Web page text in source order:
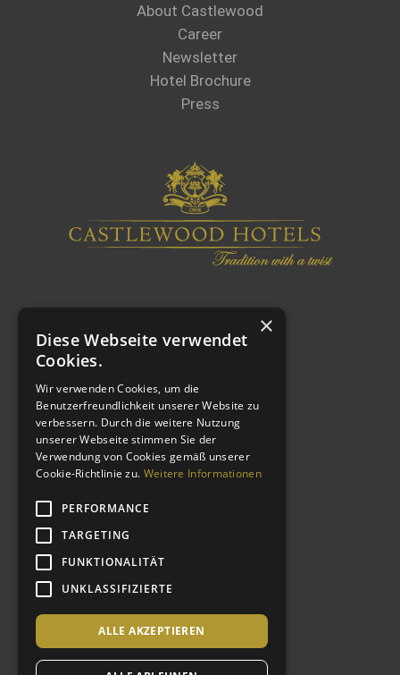
About Castlewood
Career
Newsletter
Hotel Brochure
Press
MORE LINKS
Imprint
Special Deals
×
Diese Webseite verwendet
Cookies.
Wir verwenden Cookies, um die
Benutzerfreundlichkeit unserer Website zu
verbessern. Durch die weitere Nutzung
unserer Webseite stimmen Sie der
Verwendung von Cookies gemäß unserer
Cookie-Richtlinie zu. Weitere Informationen
PERFORMANCE
TARGETING
FUNKTIONALITÄT
UNKLASSIFIZIERTE
ALLE AKZEPTIEREN